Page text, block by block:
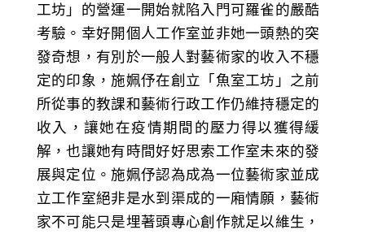
工坊」的營運一開始就陷入門可羅雀的嚴酷
考驗。幸好開個人工作室並非她一頭熱的突
發奇想，有別於一般人對藝術家的收入不穩
定的印象，施姵伃在創立「魚室工坊」之前
所從事的教課和藝術行政工作仍維持穩定的
收入，讓她在疫情期間的壓力得以獲得緩
解，也讓她有時間好好思索工作室未來的發
展與定位。施姵伃認為成為一位藝術家並成
立工作室絕非是水到渠成的一廂情願，藝術
家不可能只是埋著頭專心創作就足以維生，